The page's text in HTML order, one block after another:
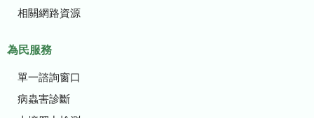
相關網路資源
為民服務
單一諮詢窗口
病蟲害診斷